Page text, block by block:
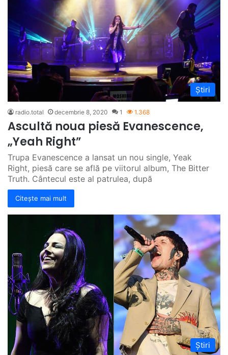
Știri
radio.total decembrie 8, 2020 1 1.368
Ascultă noua piesă Evanescence,
„Yeah Right”
Trupa Evanescence a lansat un nou single, Yeak
Right, piesă care se află pe viitorul album, The Bitter
Truth. Cântecul este al patrulea, după
Citește mai mult
Știri